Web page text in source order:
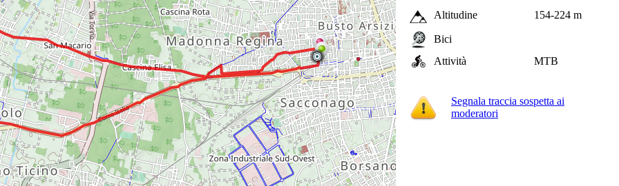
Altitudine 154-224 m
Bici
Attività
MTB
Segnala traccia sospetta ai
moderatori